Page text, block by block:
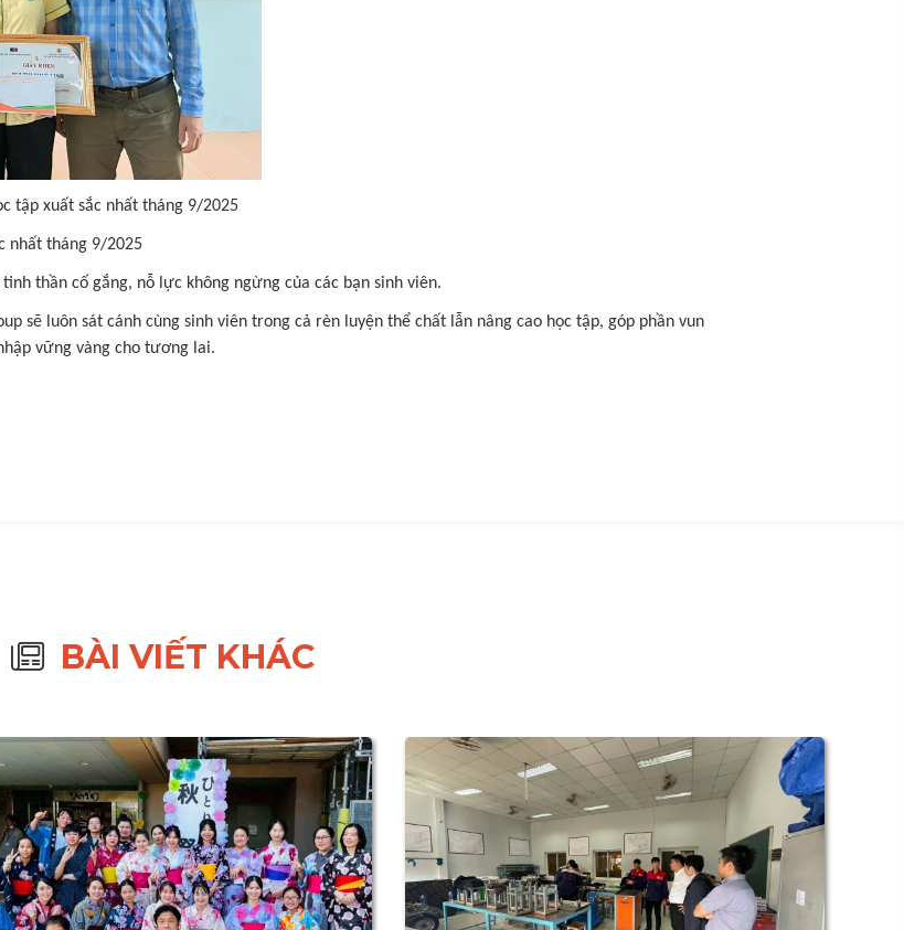
tập xuất sắc nhất tháng 9/2025
nhất tháng 9/2025
thần cố gắng, nỗ lực không ngừng của các bạn sinh viên.
sẽ luôn sát cánh cùng sinh viên trong cả rèn luyện thể chất lẫn nâng cao học tập, góp phần vun
vững vàng cho tương lai.
BÀI VIẾT KHÁC